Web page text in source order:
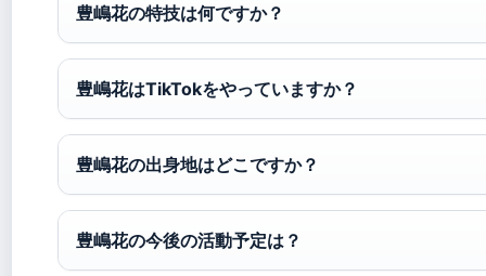
豊嶋花の特技は何ですか？
豊嶋花はTikTokをやっていますか？
豊嶋花の出身地はどこですか？
豊嶋花の今後の活動予定は？